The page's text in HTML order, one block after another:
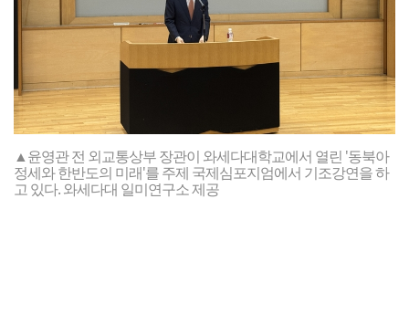
▲윤영관 전 외교통상부 장관이 와세다대학교에서 열린 '동북아
정세와 한반도의 미래'를 주제 국제심포지엄에서 기조강연을 하
고 있다. 와세다대 일미연구소 제공